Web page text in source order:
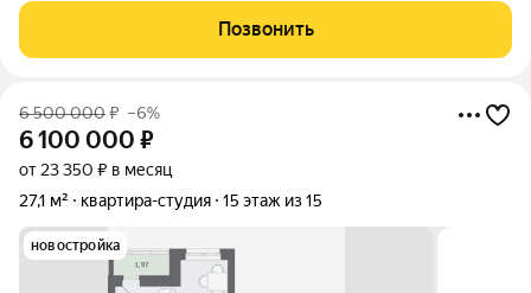
Позвонить
6 500 000₽ –6%
6 100 000 ₽
от 23 350 ₽ в месяц
27,1 м²
квартира-студия 15 этаж из 15
новостройка